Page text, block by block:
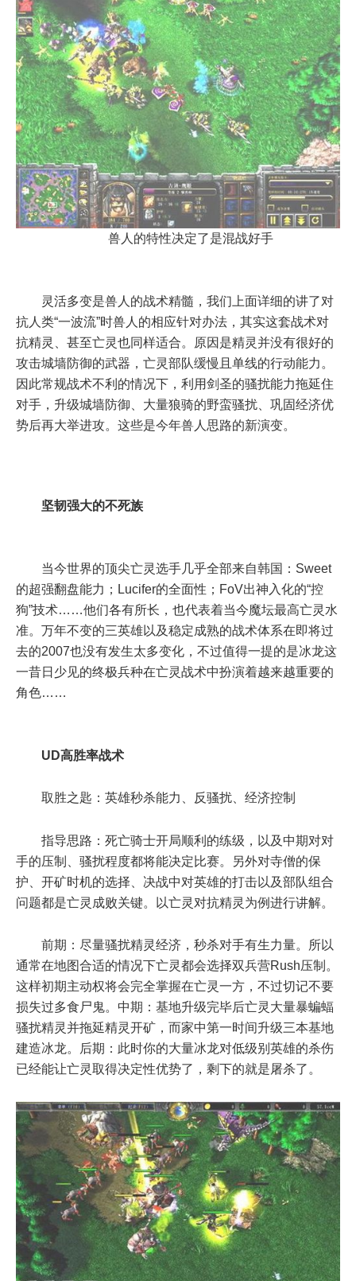
兽人的特性决定了是混战好手
灵活多变是兽人的战术精髓，我们上面详细的讲了对
抗人类“一波流”时兽人的相应针对办法，其实这套战术对
抗精灵、甚至亡灵也同样适合。原因是精灵并没有很好的
攻击城墙防御的武器，亡灵部队缓慢且单线的行动能力。
因此常规战术不利的情况下，利用剑圣的骚扰能力拖延住
对手，升级城墙防御、大量狼骑的野蛮骚扰、巩固经济优
势后再大举进攻。这些是今年兽人思路的新演变。
坚韧强大的不死族
当今世界的顶尖亡灵选手几乎全部来自韩国：Sweet
的超强翻盘能力；Lucifer的全面性；FoV出神入化的“控
狗”技术……他们各有所长，也代表着当今魔坛最高亡灵水
准。万年不变的三英雄以及稳定成熟的战术体系在即将过
去的2007也没有发生太多变化，不过值得一提的是冰龙这
一昔日少见的终极兵种在亡灵战术中扮演着越来越重要的
角色……
UD高胜率战术
取胜之匙：英雄秒杀能力、反骚扰、经济控制
指导思路：死亡骑士开局顺利的练级，以及中期对对
手的压制、骚扰程度都将能决定比赛。另外对寺僧的保
护、开矿时机的选择、决战中对英雄的打击以及部队组合
问题都是亡灵成败关键。以亡灵对抗精灵为例进行讲解。
前期：尽量骚扰精灵经济，秒杀对手有生力量。所以
通常在地图合适的情况下亡灵都会选择双兵营Rush压制。
这样初期主动权将会完全掌握在亡灵一方，不过切记不要
损失过多食尸鬼。中期：基地升级完毕后亡灵大量暴蝙蝠
骚扰精灵并拖延精灵开矿，而家中第一时间升级三本基地
建造冰龙。后期：此时你的大量冰龙对低级别英雄的杀伤
已经能让亡灵取得决定性优势了，剩下的就是屠杀了。